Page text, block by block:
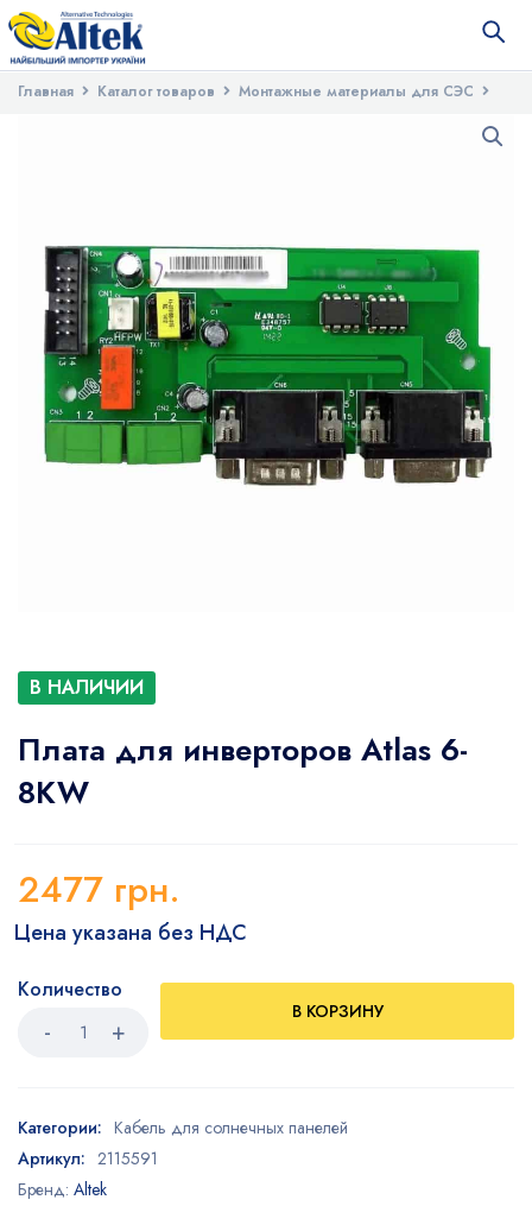
Главная Каталог товаров
Монтажные материалы для СЭС
Плата для инверторов Atlas 6-
В НАЛИЧИИ
Плата для инверторов Atlas 6-
8KW
2477 грн.
Цена указана без НДС
Количество
В КОРЗИНУ
Категории: Кабель для солнечных панелей
Артикул: 2115591
Бренд: Altek